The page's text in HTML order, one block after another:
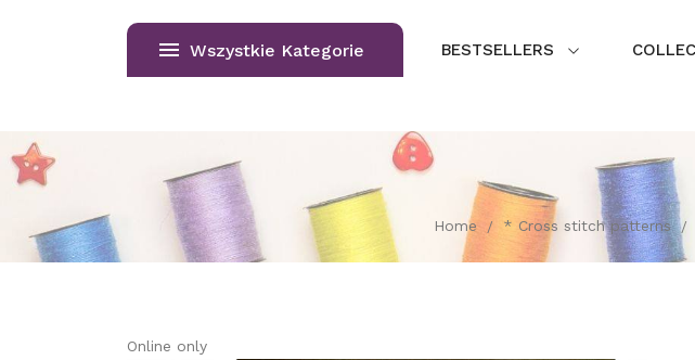
Wszystkie Kategorie BESTSELLERS
Home * Cross stitch patterns
Online only